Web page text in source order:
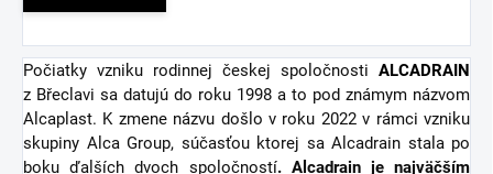
Počiatky vzniku rodinnej českej spoločnosti ALCADRAIN
z Břeclavi sa datujú do roku 1998 a to pod známym názvom
Alcaplast. K zmene názvu došlo v roku 2022 v rámci vzniku
skupiny Alca Group, súčasťou ktorej sa Alcadrain stala po
boku ďalších dvoch spoločností. Alcadrain je najväčším